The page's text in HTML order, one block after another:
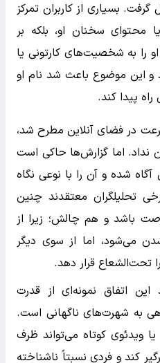
بسیاری از کاربران تمرکز
محتوای سخنان او، بلکه بر
را به شخصیت‌های کارتونی یا
و این موضوع باعث شد نام او
پیدا کند.
در فضای آنلاین مطرح شد،
نداد. اما گزارش‌ها حاکی است
آگاه شده و آن را با نوعی نگاه
تحلیلگران معتقدند چنین
باشد و هم چالش؛ زیرا از
می‌شود، اما از سوی دیگر
قرار دهد.
این اتفاق نمونه‌ای از قدرت
به شهرت‌های ناگهانی است.
ویدئوی کوتاه می‌تواند ظرف
کند و فردی نسبتاً ناشناخته